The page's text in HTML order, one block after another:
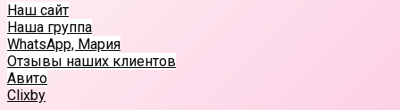
Наш сайт
Наша группа
WhatsApp, Мария
Отзывы наших клиентов
Авито
Clixby